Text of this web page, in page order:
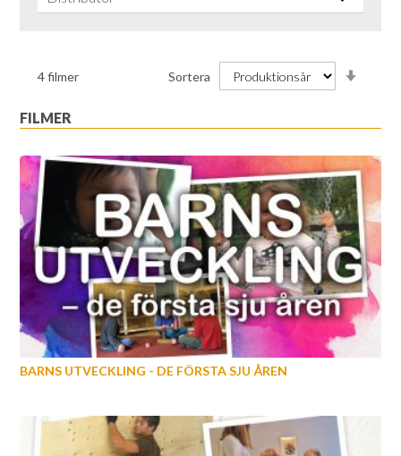
4filmer Sortera
FILMER
BARNS UTVECKLING - DE FÖRSTA SJU ÅREN